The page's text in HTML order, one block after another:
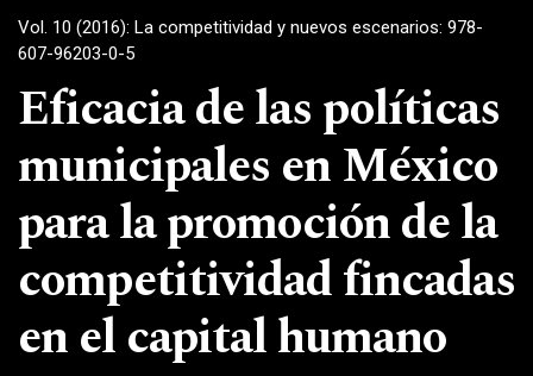
Vol. 10 (2016): La competitividad y nuevos escenarios: 978-
607-96203-0-5
Eficacia de las políticas
municipales en México
para la promoción de la
competitividad fincadas
en el capital humano